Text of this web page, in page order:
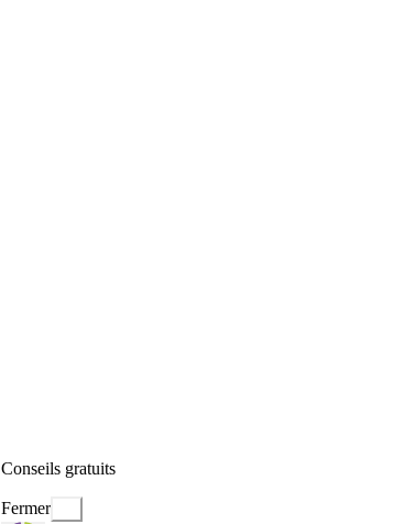
Conseils gratuits
Fermer